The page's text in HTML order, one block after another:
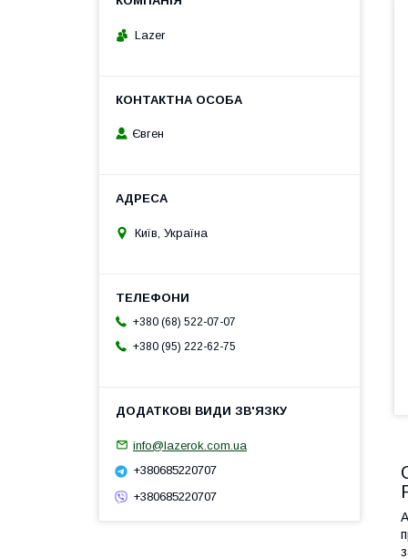
Lazer
Євген
Київ, Україна
+380 (68) 522-07-07
+380 (95) 222-62-75
info@lazerok.com.ua
+380685220707
+380685220707